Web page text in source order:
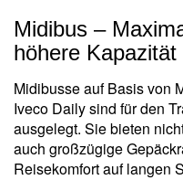
Midibus –
höhere Kapazität
Midibusse auf Basis von
Iveco Daily sind für den
ausgelegt. Sie bieten
auch großzügige
Reisekomfort auf langen